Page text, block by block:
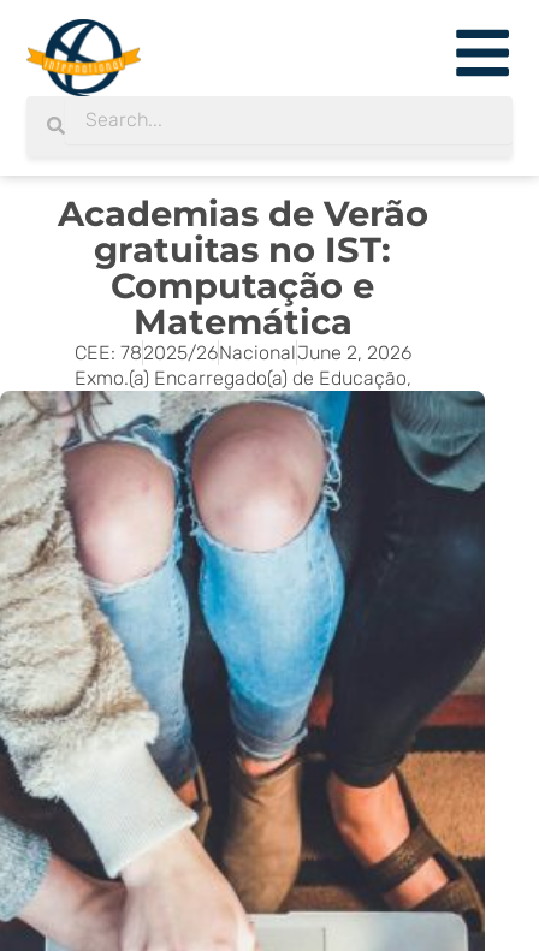
content
Search
Academias de Verão
gratuitas no IST:
Computação e
Matemática
CEE: 782025/26NacionalJune 2, 2026
Exmo.(a) Encarregado(a) de Educação,